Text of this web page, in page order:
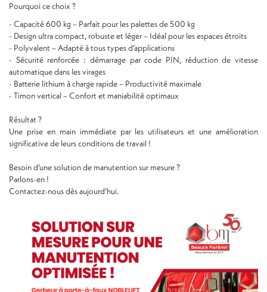
Pourquoi ce choix ?
- Capacité 600 kg – Parfait pour les palettes de 500 kg
- Design ultra compact, robuste et léger – Idéal pour les espaces étroits
- Polyvalent – Adapté à tous types d’applications
- Sécurité renforcée : démarrage par code PIN, réduction de vitesse
automatique dans les virages
- Batterie lithium à charge rapide – Productivité maximale
- Timon vertical – Confort et maniabilité optimaux
Résultat ?
Une prise en main immédiate par les utilisateurs et une amélioration
significative de leurs conditions de travail !
Besoin d’une solution de manutention sur mesure ?
Parlons-en !
Contactez-nous dès aujourd’hui.